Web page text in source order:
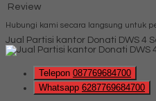
Review
Hubungi kami secara langsung untuk
Jual Partisi kantor Donati DWS 4
Telepon 087769684700
Whatsapp 6287769684700